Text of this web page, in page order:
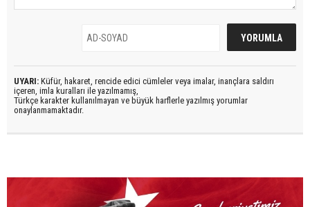
UYARI: Küfür, hakaret, rencide edici cümleler veya imalar, inançlara saldırı
içeren, imla kuralları ile yazılmamış,
Türkçe karakter kullanılmayan ve büyük harflerle yazılmış yorumlar
onaylanmamaktadır.